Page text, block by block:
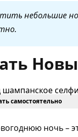
небольшие
самостоятельно
ночь –